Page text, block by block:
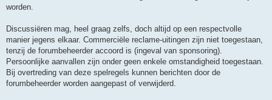
worden.
Discussiëren mag, heel graag zelfs, doch altijd op een respectvolle
manier jegens elkaar. Commerciële reclame-uitingen zijn niet toegestaan,
tenzij de forumbeheerder accoord is (ingeval van sponsoring).
Persoonlijke aanvallen zijn onder geen enkele omstandigheid toegestaan.
Bij overtreding van deze spelregels kunnen berichten door de
forumbeheerder worden aangepast of verwijderd.